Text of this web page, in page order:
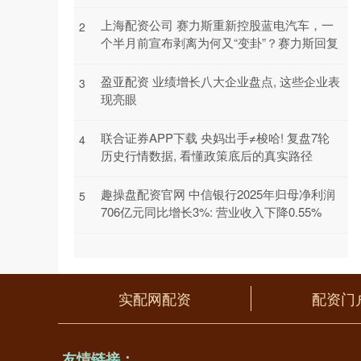
2
上海配资公司 赛力斯重新控股蓝电汽车，一
个半月前宣布剥离为何又“变卦”？赛力斯回复
3
盈亚配资 业绩增长八大企业盘点, 这些企业表
现亮眼
4
联合证券APP下载 央妈出手≠梭哈! 复盘7轮
历史行情数据, 看懂政策底后的真实路径
5
趣操盘配资官网 中信银行2025年归母净利润
706亿元同比增长3%: 营业收入下降0.55%
实配网配资 配资门